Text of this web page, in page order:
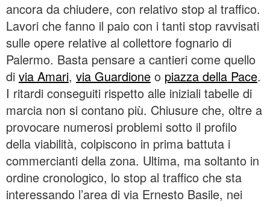
ancora da chiudere, con relativo stop al traffico.
Lavori che fanno il paio con i tanti stop ravvisati
sulle opere relative al collettore fognario di
Palermo. Basta pensare a cantieri come quello
di via Amari, via Guardione o piazza della Pace.
I ritardi conseguiti rispetto alle iniziali tabelle di
marcia non si contano più. Chiusure che, oltre a
provocare numerosi problemi sotto il profilo
della viabilità, colpiscono in prima battuta i
commercianti della zona. Ultima, ma soltanto in
ordine cronologico, lo stop al traffico che sta
interessando l’area di via Ernesto Basile, nei